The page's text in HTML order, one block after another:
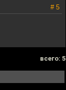
# 5
всего: 5